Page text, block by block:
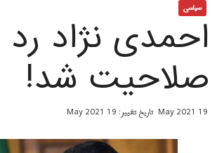
سياسى
احمدی نژاد رد
صلاحیت شد!
19 May 2021 تاریخ تغییر: 19 May 2021